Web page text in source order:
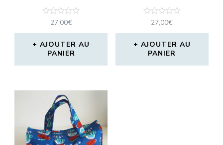
Note
sur
5
27,00€
AJOUTER AU
PANIER
Note
sur
5
27,00€
AJOUTER AU
PANIER